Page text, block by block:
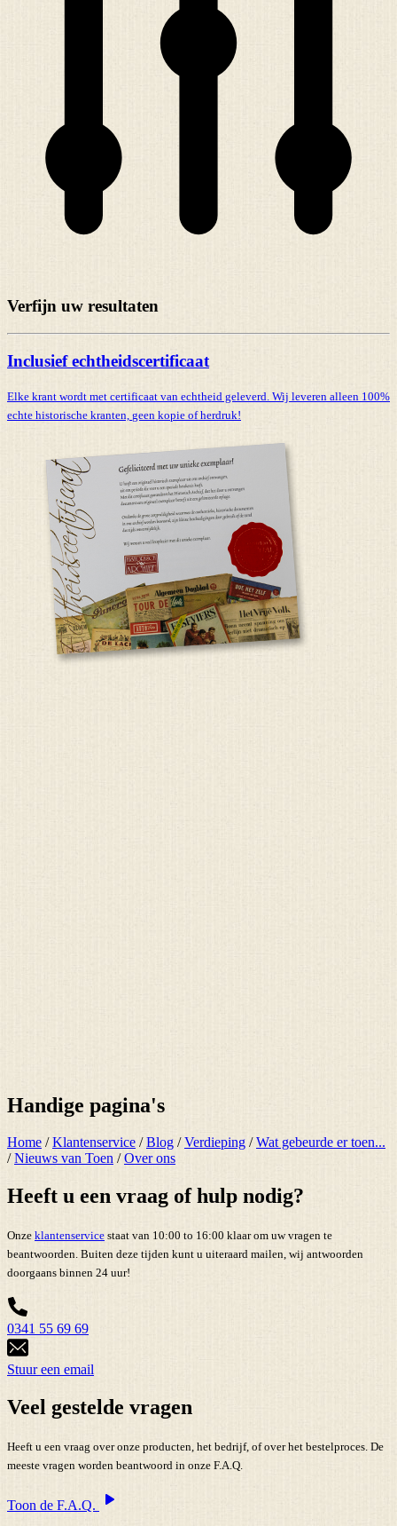
Verfijn uw resultaten
Inclusief echtheidscertificaat
Elke krant wordt met certificaat van echtheid geleverd. Wij leveren alleen 100%
echte historische kranten, geen kopie of herdruk!
Handige pagina's
Home /Klantenservice /Blog /Verdieping /Wat gebeurde er toen...
/Nieuws van Toen /Over ons
Heeft u een vraag of hulp nodig?
Onze klantenservice staat van 10:00 to 16:00 klaar om uw vragen te
beantwoorden. Buiten deze tijden kunt u uiteraard mailen, wij antwoorden
doorgaans binnen 24 uur!
0341 55 69 69
Stuur een email
Veel gestelde vragen
Heeft u een vraag over onze producten, het bedrijf, of over het bestelproces. De
meeste vragen worden beantwoord in onze F.A.Q.
Toon de F.A.Q.